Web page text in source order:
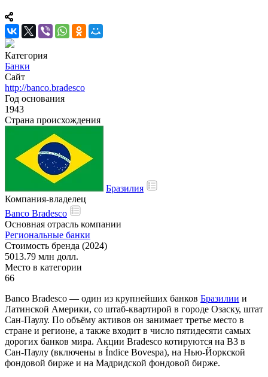
Категория
Банки
Сайт
http://banco.bradesco
Год основания
1943
Страна происхождения
Бразилия
Компания-владелец
Banco Bradesco
Основная отрасль компании
Региональные банки
Стоимость бренда (2024)
5013.79 млн долл.
Место в категории
66
Banco Bradesco — один из крупнейших банков Бразилии и
Латинской Америки, со штаб-квартирой в городе Озаску, штат
Сан-Паулу. По объёму активов он занимает третье место в
стране и регионе, а также входит в число пятидесяти самых
дорогих банков мира. Акции Bradesco котируются на B3 в
Сан-Паулу (включены в Índice Bovespa), на Нью-Йоркской
фондовой бирже и на Мадридской фондовой бирже.